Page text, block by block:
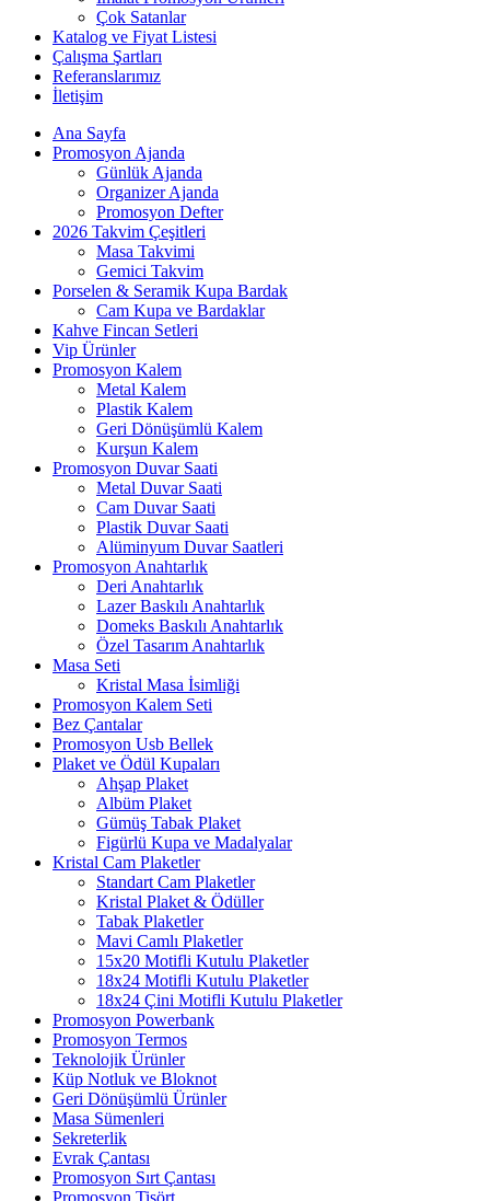
Çok Satanlar
Katalog ve Fiyat Listesi
Çalışma Şartları
Referanslarımız
İletişim
Ana Sayfa
Promosyon Ajanda
Günlük Ajanda
Organizer Ajanda
Promosyon Defter
2026 Takvim Çeşitleri
Masa Takvimi
Gemici Takvim
Porselen & Seramik Kupa Bardak
Cam Kupa ve Bardaklar
Kahve Fincan Setleri
Vip Ürünler
Promosyon Kalem
Metal Kalem
Plastik Kalem
Geri Dönüşümlü Kalem
Kurşun Kalem
Promosyon Duvar Saati
Metal Duvar Saati
Cam Duvar Saati
Plastik Duvar Saati
Alüminyum Duvar Saatleri
Promosyon Anahtarlık
Deri Anahtarlık
Lazer Baskılı Anahtarlık
Domeks Baskılı Anahtarlık
Özel Tasarım Anahtarlık
Masa Seti
Kristal Masa İsimliği
Promosyon Kalem Seti
Bez Çantalar
Promosyon Usb Bellek
Plaket ve Ödül Kupaları
Ahşap Plaket
Albüm Plaket
Gümüş Tabak Plaket
Figürlü Kupa ve Madalyalar
Kristal Cam Plaketler
Standart Cam Plaketler
Kristal Plaket & Ödüller
Tabak Plaketler
Mavi Camlı Plaketler
15x20 Motifli Kutulu Plaketler
18x24 Motifli Kutulu Plaketler
18x24 Çini Motifli Kutulu Plaketler
Promosyon Powerbank
Promosyon Termos
Teknolojik Ürünler
Küp Notluk ve Bloknot
Geri Dönüşümlü Ürünler
Masa Sümenleri
Sekreterlik
Evrak Çantası
Promosyon Sırt Çantası
Promosyon Tişört